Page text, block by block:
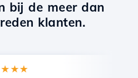
bij de meer dan
klanten.